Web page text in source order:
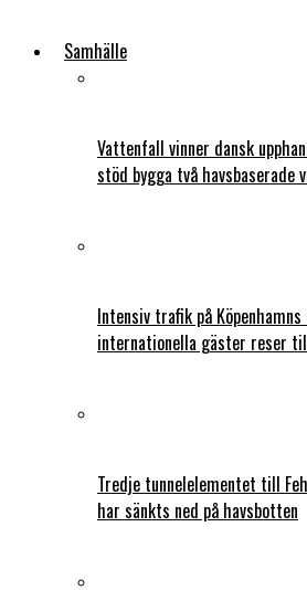
Samhälle
Vattenfall vinner dansk
stöd bygga två havsbaserade
Intensiv trafik på
internationella gäster reser
Tredje tunnelelementet till
har sänkts ned på havsbotten